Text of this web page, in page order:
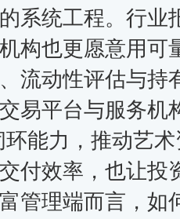
系统工程。行
构也更愿意用
流动性评估与持
平台与服务机
能力，推动艺
付效率，也让
管理端而言，